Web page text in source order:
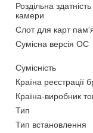
Роздільна здатність
камери
Слот для карт
Сумісна версія ОС
Сумісність
Країна реєстрації
Країна-виробник
Тип
Тип встановлення